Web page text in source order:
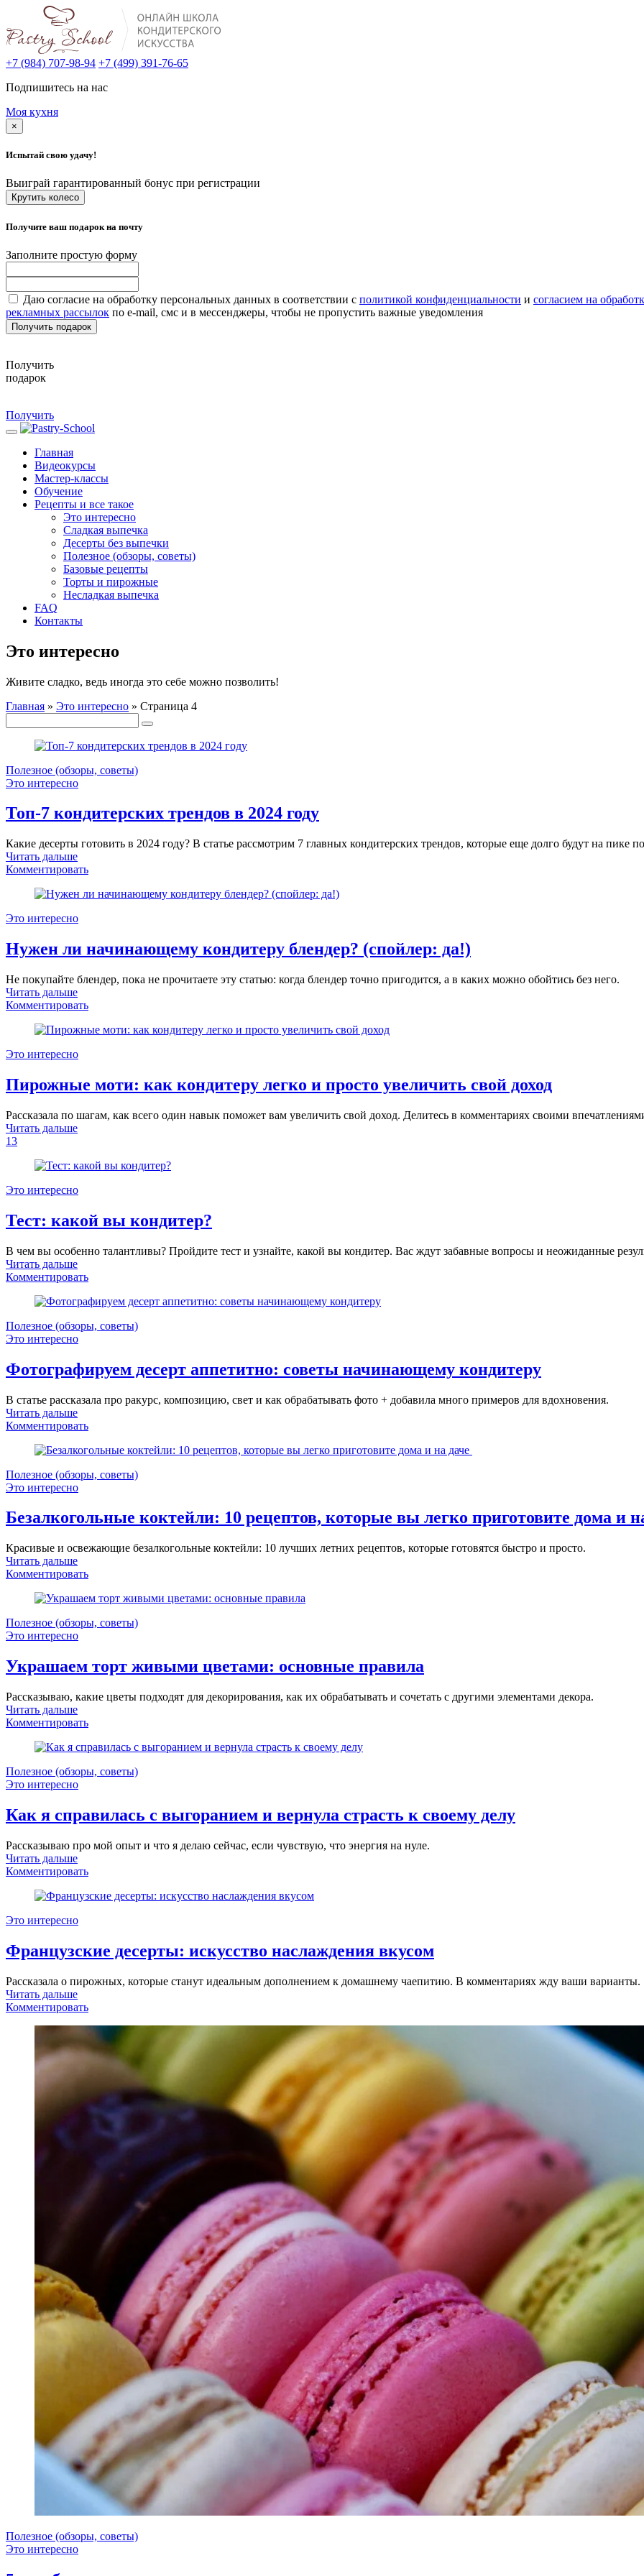
+7 (984) 707-98-94 +7 (499) 391-76-65
Подпишитесь на нас
Моя кухня
×
Испытай свою удачу!
Выиграй гарантированный бонус при регистрации
Крутить колесо
Получите ваш подарок на почту
Заполните простую форму
Даю согласие на обработку персональных данных в соответствии с политикой конфиденциальности и согласием на
рекламных рассылок по e-mail, смс и в мессенджеры, чтобы не пропустить важные уведомления
Получить подарок
Получить
подарок
Получить
Главная
Видеокурсы
Мастер-классы
Обучение
Рецепты и все такое
Это интересно
Сладкая выпечка
Десерты без выпечки
Полезное (обзоры, советы)
Базовые рецепты
Торты и пирожные
Несладкая выпечка
FAQ
Контакты
Это интересно
Живите сладко, ведь иногда это себе можно позволить!
Главная » Это интересно » Страница 4
Полезное (обзоры, советы)
Это интересно
Топ-7 кондитерских трендов в 2024 году
Какие десерты готовить в 2024 году? В статье рассмотрим 7 главных кондитерских трендов, которые еще долго будут на пике
Читать дальше
Комментировать
Это интересно
Нужен ли начинающему кондитеру блендер? (спойлер: да!)
Не покупайте блендер, пока не прочитаете эту статью: когда блендер точно пригодится, а в каких можно обойтись без него.
Читать дальше
Комментировать
Это интересно
Пирожные моти: как кондитеру легко и просто увеличить свой доход
Рассказала по шагам, как всего один навык поможет вам увеличить свой доход. Делитесь в комментариях своими
Читать дальше
13
Это интересно
Тест: какой вы кондитер?
В чем вы особенно талантливы? Пройдите тест и узнайте, какой вы кондитер. Вас ждут забавные вопросы и неожиданные
Читать дальше
Комментировать
Полезное (обзоры, советы)
Это интересно
Фотографируем десерт аппетитно: советы начинающему кондитеру
В статье рассказала про ракурс, композицию, свет и как обрабатывать фото + добавила много примеров для вдохновения.
Читать дальше
Комментировать
Полезное (обзоры, советы)
Это интересно
Безалкогольные коктейли: 10 рецептов, которые вы легко приготовите дома и
Красивые и освежающие безалкогольные коктейли: 10 лучших летних рецептов, которые готовятся быстро и просто.
Читать дальше
Комментировать
Полезное (обзоры, советы)
Это интересно
Украшаем торт живыми цветами: основные правила
Рассказываю, какие цветы подходят для декорирования, как их обрабатывать и сочетать с другими элементами декора.
Читать дальше
Комментировать
Полезное (обзоры, советы)
Это интересно
Как я справилась с выгоранием и вернула страсть к своему делу
Рассказываю про мой опыт и что я делаю сейчас, если чувствую, что энергия на нуле.
Читать дальше
Комментировать
Это интересно
Французские десерты: искусство наслаждения вкусом
Рассказала о пирожных, которые станут идеальным дополнением к домашнему чаепитию. В комментариях жду ваши варианты.
Читать дальше
Комментировать
Полезное (обзоры, советы)
Это интересно